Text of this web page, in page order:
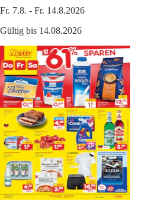
Fr. 7.8. - Fr. 14.8.2026
Gültig bis 14.08.2026